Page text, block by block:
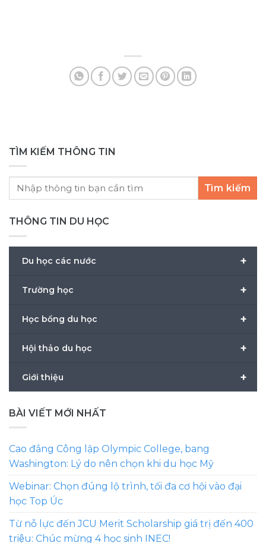
nhà quản [...]
TÌM KIẾM THÔNG TIN
Tìm kiếm
THÔNG TIN DU HỌC
+
Du học các nước
+
Trường học
+
Học bổng du học
+
Hội thảo du học
+
Giới thiệu
BÀI VIẾT MỚI NHẤT
Cao đẳng Công lập Olympic College, bang
Washington: Lý do nên chọn khi du học Mỹ
Webinar: Chọn đúng lộ trình, tối đa cơ hội vào đại
học Top Úc
Từ nỗ lực đến JCU Merit Scholarship giá trị đến 400
triệu: Chúc mừng 4 học sinh INEC!